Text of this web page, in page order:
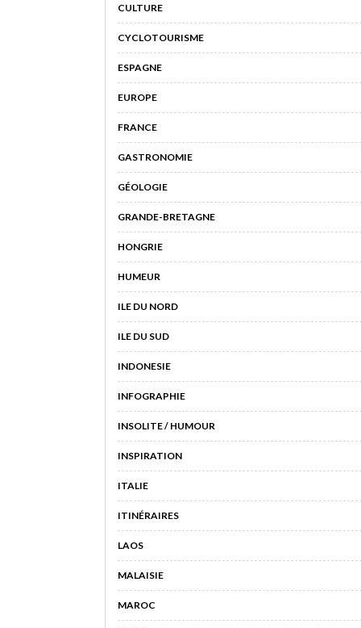
CULTURE
CYCLOTOURISME
ESPAGNE
EUROPE
FRANCE
GASTRONOMIE
GÉOLOGIE
GRANDE-BRETAGNE
HONGRIE
HUMEUR
ILE DU NORD
ILE DU SUD
INDONESIE
INFOGRAPHIE
INSOLITE / HUMOUR
INSPIRATION
ITALIE
ITINÉRAIRES
LAOS
MALAISIE
MAROC